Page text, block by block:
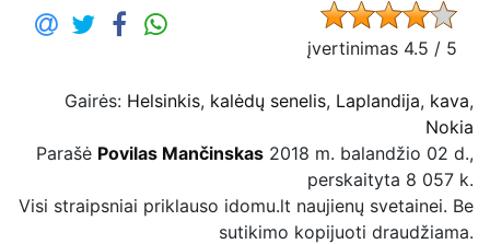
įvertinimas 4.5 / 5
Gairės: Helsinkis, kalėdų senelis, Laplandija, kava,
Nokia
Parašė Povilas Mančinskas 2018 m. balandžio 02 d.,
perskaityta 8 057 k.
Visi straipsniai priklauso idomu.lt naujienų svetainei. Be
sutikimo kopijuoti draudžiama.